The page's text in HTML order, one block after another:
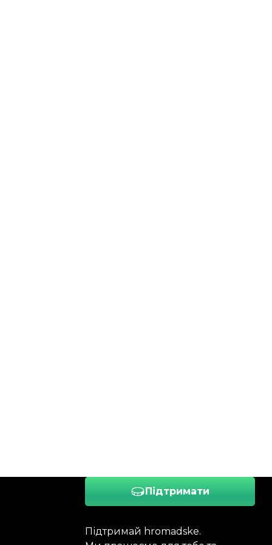
Підтримати
Підтримай hromadske.